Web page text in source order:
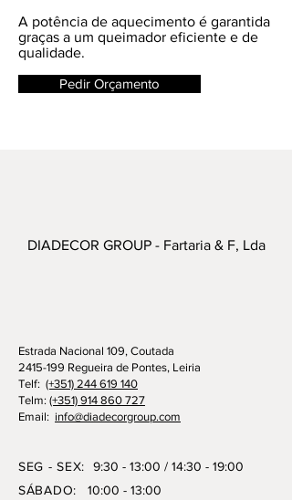
A potência de aquecimento é garantida
graças a um queimador eficiente e de
qualidade.
Pedir Orçamento
DIADECOR GROUP - Fartaria & F, Lda
Estrada Nacional 109, Coutada
2415-199 Regueira de Pontes, Leiria
Telf: (+351) 244 619 140
Telm: (+351) 914 860 727
Email: info@diadecorgroup.com
SEG - SEX:9:30 - 13:00 / 14:30 - 19:00
SÁBADO: 10:00 - 13:00